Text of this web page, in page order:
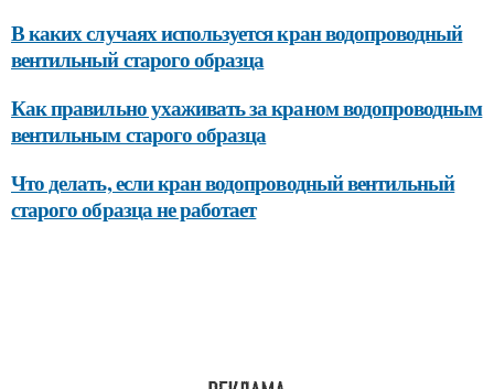
В каких случаях используется кран водопроводный
вентильный старого образца
Как правильно ухаживать за краном водопроводным
вентильным старого образца
Что делать, если кран водопроводный вентильный
старого образца не работает